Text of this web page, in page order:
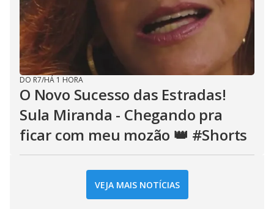
DO R7/HÁ 1 HORA
O Novo Sucesso das Estradas!
Sula Miranda - Chegando pra
ficar com meu mozão 👑 #Shorts
VEJA MAIS NOTÍCIAS